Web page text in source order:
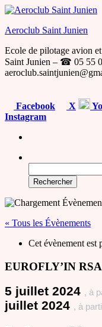
Skip
the
Aeroclub Saint Junien
Ecole de pilotage avion
Saint Junien – ☎ 05 55
Facebook X
Instagram
« Tous les Évènements
Cet évènement est
EUROFLY’IN
5 juillet 2024 , à
juillet 2024 , à